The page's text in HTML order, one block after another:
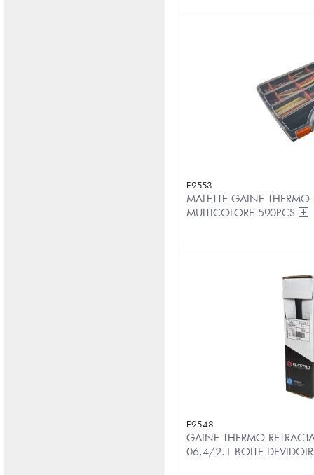
E9553
MALETTE GAINE THERMO
MULTICOLORE 590PCS
E9548
GAINE THERMO
06.4/2.1 BOITE